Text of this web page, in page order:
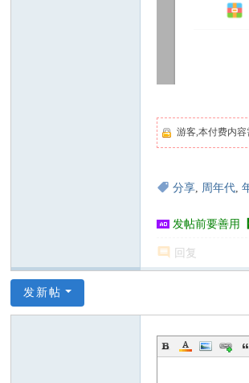
游客,本付费内
分享, 周年代,
发帖前要善用
回复
发新帖